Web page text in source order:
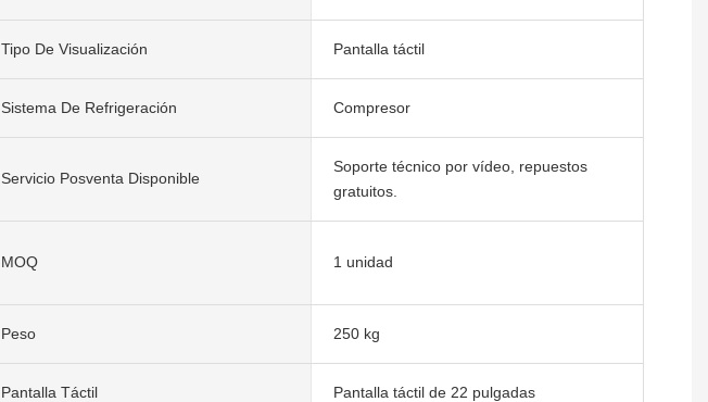
Tipo De Visualización Pantalla táctil
Sistema De Refrigeración Compresor
Servicio Posventa Disponible
Soporte técnico por vídeo, repuestos
gratuitos.
MOQ 1 unidad
Peso 250 kg
Pantalla Táctil Pantalla táctil de 22 pulgadas